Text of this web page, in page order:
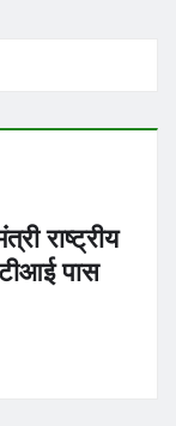
राष्ट्रीय
पास